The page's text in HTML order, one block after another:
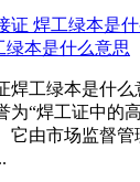
绿本是什么意思
焊工绿本是什么
为“焊工证中
它由市场监督